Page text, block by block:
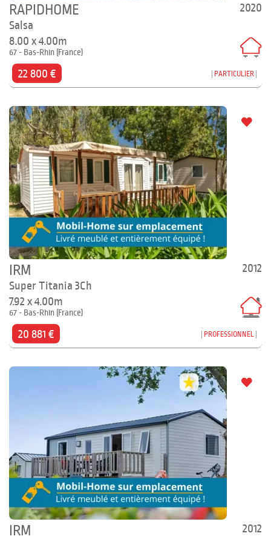
2020
RAPIDHOME
Salsa
8.00 x 4.00m
67 - Bas-Rhin (France)
22 800 € PARTICULIER
2012
IRM
Super Titania 3Ch
7.92 x 4.00m
67 - Bas-Rhin (France)
20 881 € PROFESSIONNEL
2012
IRM